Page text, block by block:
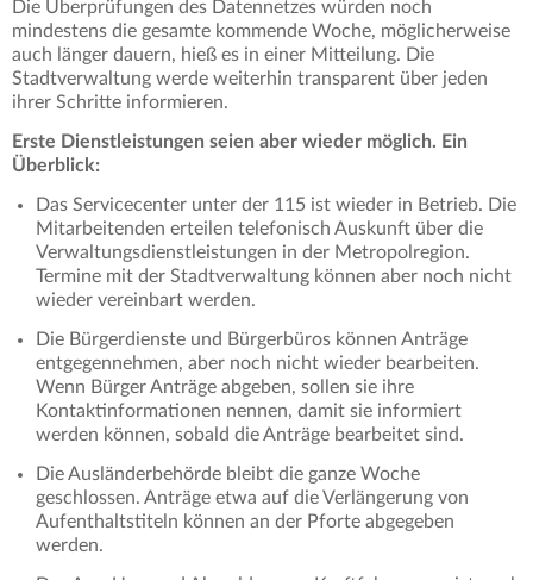
Die Überprüfungen des Datennetzes würden noch
mindestens die gesamte kommende Woche, möglicherweise
auch länger dauern, hieß es in einer Mitteilung. Die
Stadtverwaltung werde weiterhin transparent über jeden
ihrer Schritte informieren.
Erste Dienstleistungen seien aber wieder möglich. Ein
Überblick:
Das Servicecenter unter der 115 ist wieder in Betrieb. Die
Mitarbeitenden erteilen telefonisch Auskunft über die
Verwaltungsdienstleistungen in der Metropolregion.
Termine mit der Stadtverwaltung können aber noch nicht
wieder vereinbart werden.
Die Bürgerdienste und Bürgerbüros können Anträge
entgegennehmen, aber noch nicht wieder bearbeiten.
Wenn Bürger Anträge abgeben, sollen sie ihre
Kontaktinformationen nennen, damit sie informiert
werden können, sobald die Anträge bearbeitet sind.
Die Ausländerbehörde bleibt die ganze Woche
geschlossen. Anträge etwa auf die Verlängerung von
Aufenthaltstiteln können an der Pforte abgegeben
werden.